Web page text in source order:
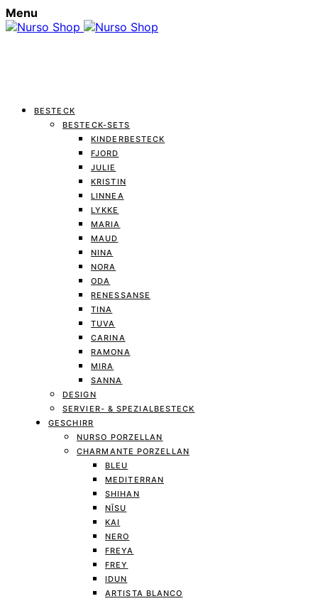
Menu
BESTECK
BESTECK-SETS
KINDERBESTECK
FJORD
JULIE
KRISTIN
LINNEA
LYKKE
MARIA
MAUD
NINA
NORA
ODA
RENESSANSE
TINA
TUVA
CARINA
RAMONA
MIRA
SANNA
DESIGN
SERVIER- & SPEZIALBESTECK
GESCHIRR
NURSO PORZELLAN
CHARMANTE PORZELLAN
BLEU
MEDITERRAN
SHIHAN
NĪSU
KAI
NERO
FREYA
FREY
IDUN
ARTISTA BLANCO